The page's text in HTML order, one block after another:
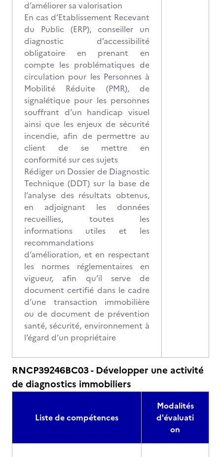
d’améliorer sa valorisation
En cas d’Etablissement Recevant
du Public (ERP), conseiller un
diagnostic d’accessibilité
obligatoire en prenant en
compte les problématiques de
circulation pour les Personnes à
Mobilité Réduite (PMR), de
signalétique pour les personnes
souffrant d’un handicap visuel
ainsi que les enjeux de sécurité
incendie, afin de permettre au
client de se mettre en
conformité sur ces sujets
Rédiger un Dossier de Diagnostic
Technique (DDT) sur la base de
l’analyse des résultats obtenus,
en adjoignant les données
recueillies, toutes les
informations utiles et les
recommandations
d’amélioration, et en respectant
les normes réglementaires en
vigueur, afin qu’il serve de
document certifié dans le cadre
d’une transaction immobilière
ou de document de prévention
santé, sécurité, environnement à
l’égard d’un propriétaire
RNCP39246BC03 - Développer une activité
de diagnostics immobiliers
Liste de compétences
Modalités
d'évaluati
on